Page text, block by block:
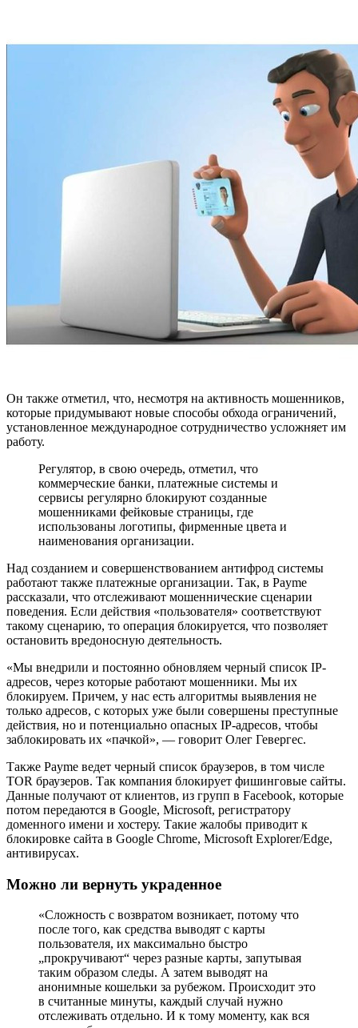
Он также отметил, что, несмотря на активность мошенников,
которые придумывают новые способы обхода ограничений,
установленное международное сотрудничество усложняет им
работу.
Регулятор, в свою очередь, отметил, что
коммерческие банки, платежные системы и
сервисы регулярно блокируют созданные
мошенниками фейковые страницы, где
использованы логотипы, фирменные цвета и
наименования организации.
Над созданием и совершенствованием антифрод системы
работают также платежные организации. Так, в Payme
рассказали, что отслеживают мошеннические сценарии
поведения. Если действия «пользователя» соответствуют
такому сценарию, то операция блокируется, что позволяет
остановить вредоносную деятельность.
«Мы внедрили и постоянно обновляем черный список IP-
адресов, через которые работают мошенники. Мы их
блокируем. Причем, у нас есть алгоритмы выявления не
только адресов, с которых уже были совершены преступные
действия, но и потенциально опасных IP-адресов, чтобы
заблокировать их «пачкой», — говорит Олег Гевергес.
Также Payme ведет черный список браузеров, в том числе
TOR браузеров. Так компания блокирует фишинговые сайты.
Данные получают от клиентов, из групп в Facebook, которые
потом передаются в Google, Microsoft, регистратору
доменного имени и хостеру. Такие жалобы приводит к
блокировке сайта в Google Chrome, Microsoft Explorer/Edge,
антивирусах.
Можно ли вернуть украденное
«Сложность с возвратом возникает, потому что
после того, как средства выводят с карты
пользователя, их максимально быстро
„прокручивают“ через разные карты, запутывая
таким образом следы. А затем выводят на
анонимные кошельки за рубежом. Происходит это
в считанные минуты, каждый случай нужно
отслеживать отдельно. И к тому моменту, как вся